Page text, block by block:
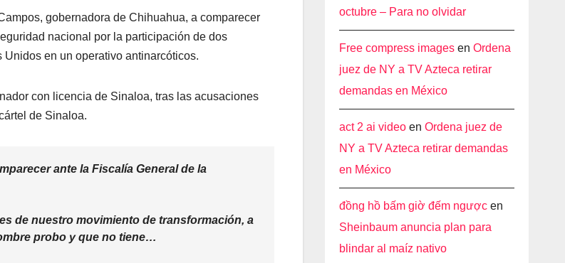
gobernadora de Chihuahua, a comparecer
nacional por la participación de dos
en un operativo antinarcóticos.
con licencia de Sinaloa, tras las acusaciones
de Sinaloa.
ante la Fiscalía General de la
de nuestro movimiento de transformación, a
probo y que no tiene…
octubre – Para no olvidar
Free compress imagesen Ordena
juez de NY a TV Azteca retirar
demandas en México
act 2 ai videoen Ordena juez de
NY a TV Azteca retirar demandas
en México
đồng hồ bấm giờ đếm ngượcen
Sheinbaum anuncia plan para
blindar al maíz nativo